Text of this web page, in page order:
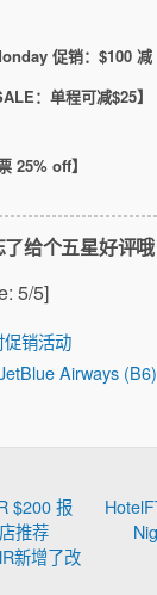
促销：$100 减
可省 $50，仅限
：单程可减$25】
25% off】
给个五星好评哦
5/5]
促销活动
Airways (B6)
$200 报
推荐
新增了改